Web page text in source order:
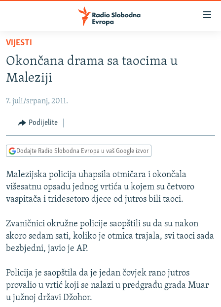
Pređite
glavni
sadržaj
na
navigaciju
Pređite
na
VIJESTI
BOSNA I HERCEGOVINA
KOSOVO
CRNA GORA
VIDEO
FOTOGALERIJE
INFOGRAFIKE
PODCASTI
RAT U UKRAJINI
KINA NA BALKANU
ISPRIČAJ MI
DNEVNO@RSE
VIŠE OD NASLOVA
GENOCID U SREBRENICI
PRATITE NAS
VIJESTI
Okončana drama sa taocima u
Maleziji
7. juli/srpanj, 2011.
Podijelite
Dodajte Radio Slobodna Evropa u vaš Google izvor
Malezijska policija uhapsila otmičara i okončala
višesatnu opsadu jednog vrtića u kojem su četvoro
vaspitača i tridesetoro djece od jutros bili taoci.
Zvaničnici okružne policije saopštili su da su nakon
skoro sedam sati, koliko je otmica trajala, svi taoci sada
bezbjedni, javio je AP.
Policija je saopštila da je jedan čovjek rano jutros
provalio u vrtić koji se nalazi u predgrađu grada Muar
u južnoj državi Džohor.